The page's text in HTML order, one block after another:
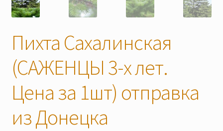
Пихта Сахалинская
(САЖЕНЦЫ 3-х лет.
Цена за 1шт) отправка
из Донецка